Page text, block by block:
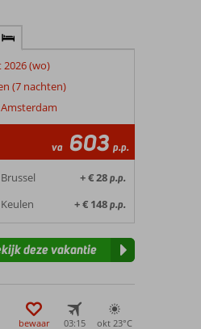
2026 (wo)
(7 nachten)
va 603 p.p.
+ € 28p.p.
+ € 148p.p.
deze vakantie
bewaar 03:15 okt 23°C